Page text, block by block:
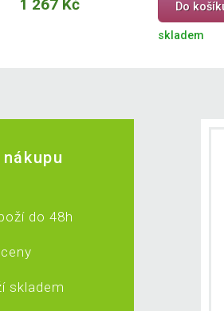
1 267 Kč Do
skladem
do 48h
skladem